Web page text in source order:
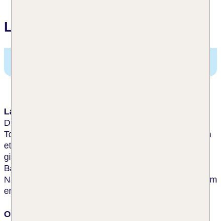
Lage
Lage & Umgebung
Dieses Stadthotel liegt mitten im Zentrum. Das
Touristenzentrum kann nach einem Spaziergang von
etwa 20 min erreicht werden. Um das Hotel herum
gibt es viele Geschäfte und Restaurants, zum
Bahnhof sind es rund 5 min mit dem öffentlichen
Nahverkehr. Der Flughafen Budapest liegt etwa 20 km
entfernt.
Ort